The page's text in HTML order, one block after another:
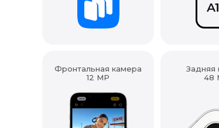
Фронтальная камера
12 MP
Задняя
48